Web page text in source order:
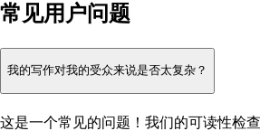
常见用户问题
我的写作对我的受众来说是否太复杂？
这是一个常见的问题！我们的可读性检